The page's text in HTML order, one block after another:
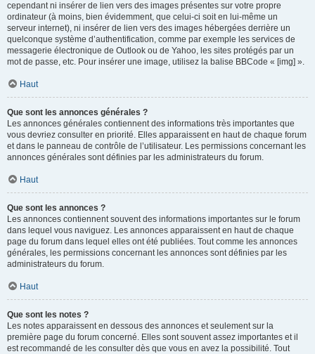
cependant ni insérer de lien vers des images présentes sur votre propre
ordinateur (à moins, bien évidemment, que celui-ci soit en lui-même un
serveur internet), ni insérer de lien vers des images hébergées derrière un
quelconque système d’authentification, comme par exemple les services de
messagerie électronique de Outlook ou de Yahoo, les sites protégés par un
mot de passe, etc. Pour insérer une image, utilisez la balise BBCode « [img] ».
Haut
Que sont les annonces générales ?
Les annonces générales contiennent des informations très importantes que
vous devriez consulter en priorité. Elles apparaissent en haut de chaque forum
et dans le panneau de contrôle de l’utilisateur. Les permissions concernant les
annonces générales sont définies par les administrateurs du forum.
Haut
Que sont les annonces ?
Les annonces contiennent souvent des informations importantes sur le forum
dans lequel vous naviguez. Les annonces apparaissent en haut de chaque
page du forum dans lequel elles ont été publiées. Tout comme les annonces
générales, les permissions concernant les annonces sont définies par les
administrateurs du forum.
Haut
Que sont les notes ?
Les notes apparaissent en dessous des annonces et seulement sur la
première page du forum concerné. Elles sont souvent assez importantes et il
est recommandé de les consulter dès que vous en avez la possibilité. Tout